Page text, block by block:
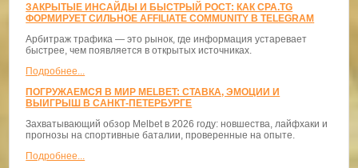
ЗАКРЫТЫЕ ИНСАЙДЫ И БЫСТРЫЙ РОСТ: КАК CPA.TG
ФОРМИРУЕТ СИЛЬНОЕ AFFILIATE COMMUNITY В TELEGRAM
Арбитраж трафика — это рынок, где информация устаревает
быстрее, чем появляется в открытых источниках.
Подробнее...
ПОГРУЖАЕМСЯ В МИР MELBET: СТАВКА, ЭМОЦИИ И
ВЫИГРЫШ В САНКТ-ПЕТЕРБУРГЕ
Захватывающий обзор Melbet в 2026 году: новшества, лайфхаки и
прогнозы на спортивные баталии, проверенные на опыте.
Подробнее...